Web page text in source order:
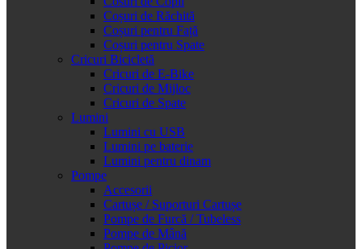
Coșuri de Răchită
Coșuri pentru Față
Coșuri pentru Spate
Cricuri Bicicletă
Cricuri de E-Bike
Cricuri de Mijloc
Cricuri de Spate
Lumini
Lumini cu USB
Lumini pe baterie
Lumini pentru dinam
Pompe
Accesorii
Cartușe / Suporturi Cartușe
Pompe de Furcă / Tubeless
Pompe de Mână